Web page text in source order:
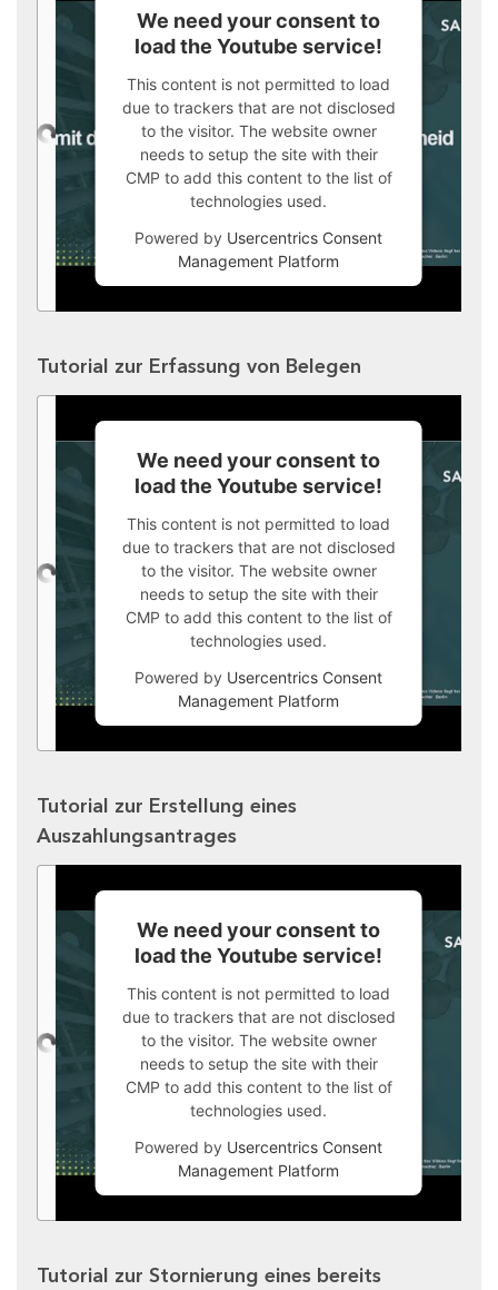
We need your consent to
load the Youtube service!
This content is not permitted to load
due to trackers that are not disclosed
to the visitor. The website owner
needs to setup the site with their
CMP to add this content to the list of
technologies used.
Powered by Usercentrics Consent
Management Platform
Tutorial zur Erfassung von Belegen
We need your consent to
load the Youtube service!
This content is not permitted to load
due to trackers that are not disclosed
to the visitor. The website owner
needs to setup the site with their
CMP to add this content to the list of
technologies used.
Powered by Usercentrics Consent
Management Platform
Tutorial zur Erstellung eines
Auszahlungsantrages
We need your consent to
load the Youtube service!
This content is not permitted to load
due to trackers that are not disclosed
to the visitor. The website owner
needs to setup the site with their
CMP to add this content to the list of
technologies used.
Powered by Usercentrics Consent
Management Platform
Tutorial zur Stornierung eines bereits